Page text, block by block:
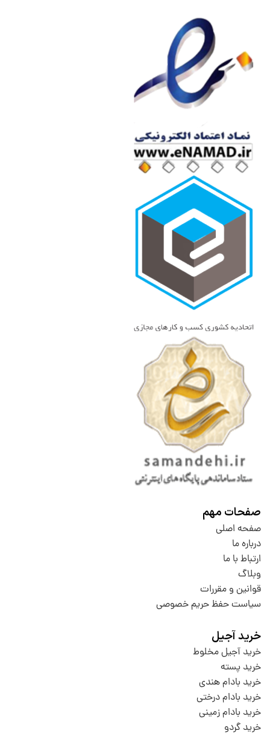
صفحات مهم
صفحه اصلی
درباره ما
ارتباط با ما
وبلاگ
قوانین و مقررات
سیاست حفظ حریم خصوصی
خرید آجیل
خرید آجیل مخلوط
خرید پسته
خرید بادام هندی
خرید بادام درختی
خرید بادام زمینی
خرید گردو